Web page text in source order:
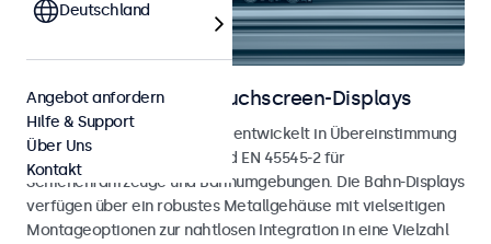
Bahnmonitore und Touchscreen-Displays
Monitore und Touchscreens, entwickelt in Übereinstimmung
mit den Normen EN 50155 und EN 45545-2 für
Schienenfahrzeuge und Bahnumgebungen. Die Bahn-Displays
verfügen über ein robustes Metallgehäuse mit vielseitigen
Montageoptionen zur nahtlosen Integration in eine Vielzahl
Deutschland
Angebot anfordern
Hilfe & Support
Über Uns
Kontakt